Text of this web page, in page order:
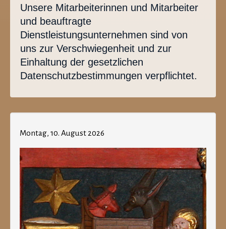
Unsere Mitarbeiterinnen und Mitarbeiter
und beauftragte
Dienstleistungsunternehmen sind von
uns zur Verschwiegenheit und zur
Einhaltung der gesetzlichen
Datenschutzbestimmungen verpflichtet.